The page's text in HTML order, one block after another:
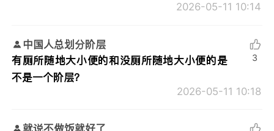
2026-05-11 10:14
中国人总划分阶层
有厕所随地大小便的和没厕所随地大小便的是
不是一个阶层？
2026-05-11 10:18
3
就说不做饭就好了